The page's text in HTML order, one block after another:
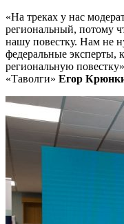
«На треках у нас
региональный, потому
нашу повестку. Нам не
федеральные эксперты,
региональную
«Таволги» Егор